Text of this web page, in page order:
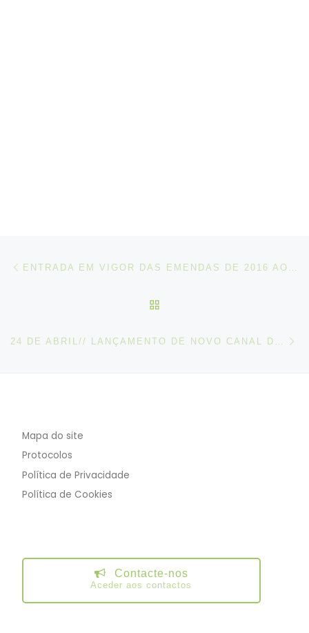
Post navigation
Mapa do site
Protocolos
Política de Privacidade
Política de Cookies
Contacte-nos
Aceder aos contactos